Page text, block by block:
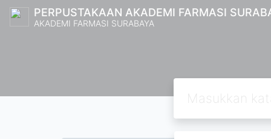
PERPUSTAKAAN AKADEMI FARMASI
AKADEMI FARMASI SURABAYA